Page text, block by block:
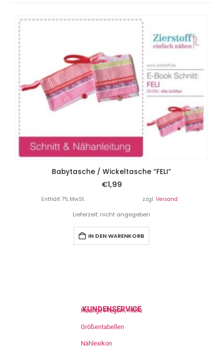
Babytasche / Wickeltasche “FELI”
€1,99
Enthält 7% MwSt. zzgl. Versand
Lieferzeit: nicht angegeben
IN DEN WARENKORB
KUNDENSERVICE
Häufige Fragen / Hilfe
Größentabellen
Nählexikon